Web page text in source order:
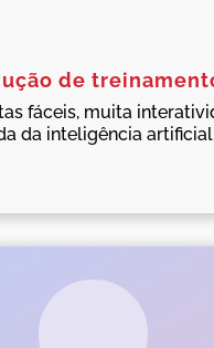
de
fáceis, muita
da inteligência